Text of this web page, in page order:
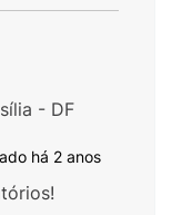
há 2 anos
- DF